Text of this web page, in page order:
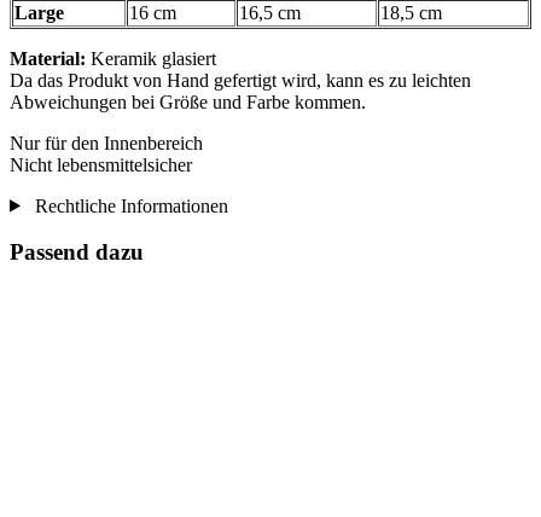
Large
16 cm 16,5 cm 18,5 cm
Material: Keramik glasiert
Da das Produkt von Hand gefertigt wird, kann es zu leichten
Abweichungen bei Größe und Farbe kommen.
Nur für den Innenbereich
Nicht lebensmittelsicher
Rechtliche Informationen
Passend dazu